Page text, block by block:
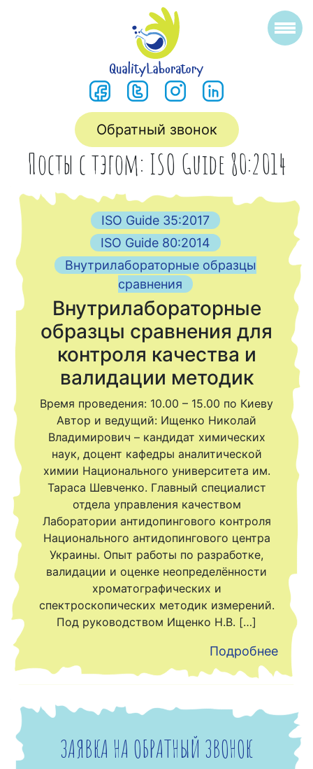
Обратный звонок
Посты с тэгом: ISO Guide 80:2014
ISO Guide 35:2017
ISO Guide 80:2014
Внутрилабораторные образцы
сравнения
Внутрилабораторные
образцы сравнения для
контроля качества и
валидации методик
Время проведения: 10.00 – 15.00 по Киеву
Автор и ведущий: Ищенко Николай
Владимирович – кандидат химических
наук, доцент кафедры аналитической
химии Национального университета им.
Тараса Шевченко. Главный специалист
отдела управления качеством
Лаборатории антидопингового контроля
Национального антидопингового центра
Украины. Опыт работы по разработке,
валидации и оценке неопределённости
хроматографических и
спектроскопических методик измерений.
Под руководством Ищенко Н.В. […]
Подробнее
ЗАЯВКА НА ОБРАТНЫЙ ЗВОНОК